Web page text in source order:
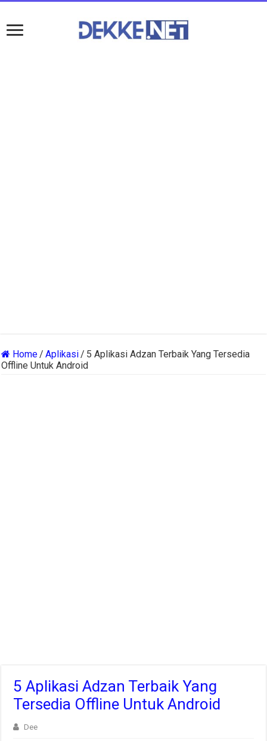
Home/ Aplikasi/ 5 Aplikasi Adzan Terbaik Yang Tersedia
Offline Untuk Android
5 Aplikasi Adzan Terbaik Yang
Tersedia Offline Untuk Android
Dee